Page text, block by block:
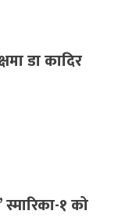
डा कादिर
१ को